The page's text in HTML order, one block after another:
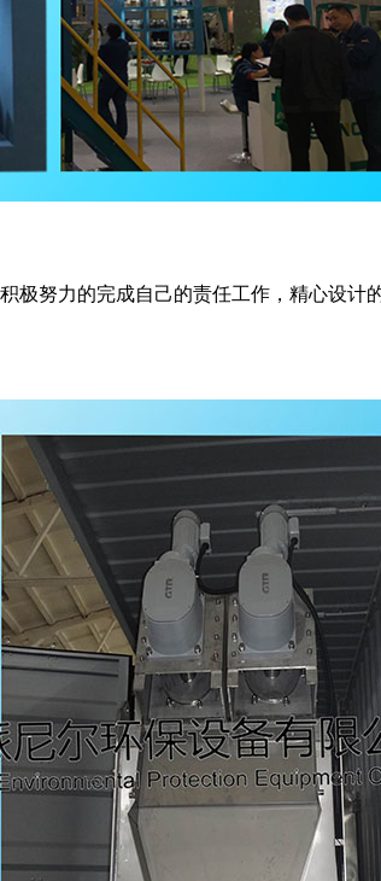
极努力的完成自己的责任工作，精心设